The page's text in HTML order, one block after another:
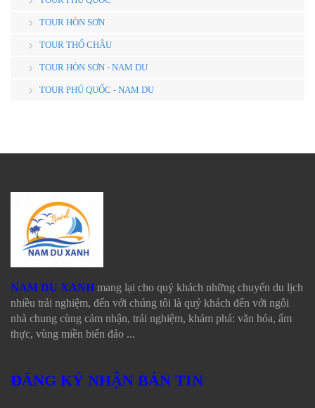
TOUR HÒN SƠN
TOUR THỔ CHÂU
TOUR HÒN SƠN - NAM DU
TOUR PHÚ QUỐC - NAM DU
NAM DU XANH mang lại cho quý khách những chuyến du lịch
nhiều trải nghiệm, đến với chúng tôi là quý khách đến với ngôi
nhà chung cùng cảm nhận, trải nghiệm, khám phá: văn hóa, ẩm
thực, vùng miền biển đảo ...
ĐĂNG KÝ NHẬN BẢN TIN